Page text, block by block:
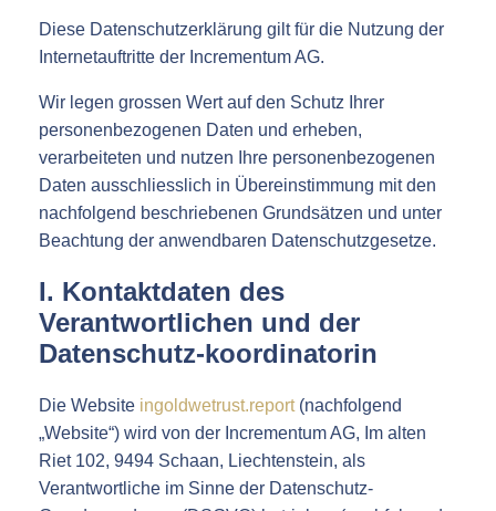
Diese Datenschutzerklärung gilt für die Nutzung der
Internetauftritte der Incrementum AG.
Wir legen grossen Wert auf den Schutz Ihrer
personenbezogenen Daten und erheben,
verarbeiteten und nutzen Ihre personenbezogenen
Daten ausschliesslich in Übereinstimmung mit den
nachfolgend beschriebenen Grundsätzen und unter
Beachtung der anwendbaren Datenschutzgesetze.
I. Kontaktdaten des
Verantwortlichen und der
Datenschutz-koordinatorin
Die Website ingoldwetrust.report(nachfolgend
„Website“) wird von der Incrementum AG, Im alten
Riet 102, 9494 Schaan, Liechtenstein, als
Verantwortliche im Sinne der Datenschutz-